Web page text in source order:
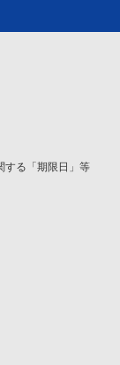
する「期限日」等